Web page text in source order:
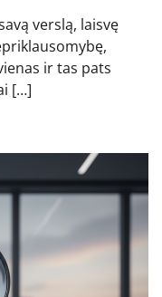
verslą, laisvę
ir tas pats
[…]